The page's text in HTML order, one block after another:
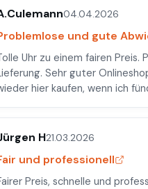
04.04.2026
und gute
Uhr zu einem fairen Preis.
Sehr guter
hier kaufen, wenn ich
H21.03.2026
und professionell
Preis, schnelle und